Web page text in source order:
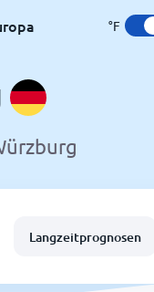
°F
Langzeitprognosen